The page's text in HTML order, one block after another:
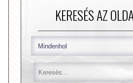
KERESÉS AZ